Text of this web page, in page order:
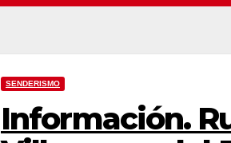
SENDERISMO
Información.